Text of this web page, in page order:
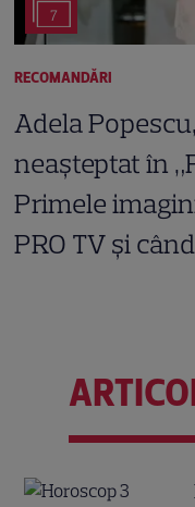
7
RECOMANDĂRI
Adela
neașteptat în
Primele
PRO TV și